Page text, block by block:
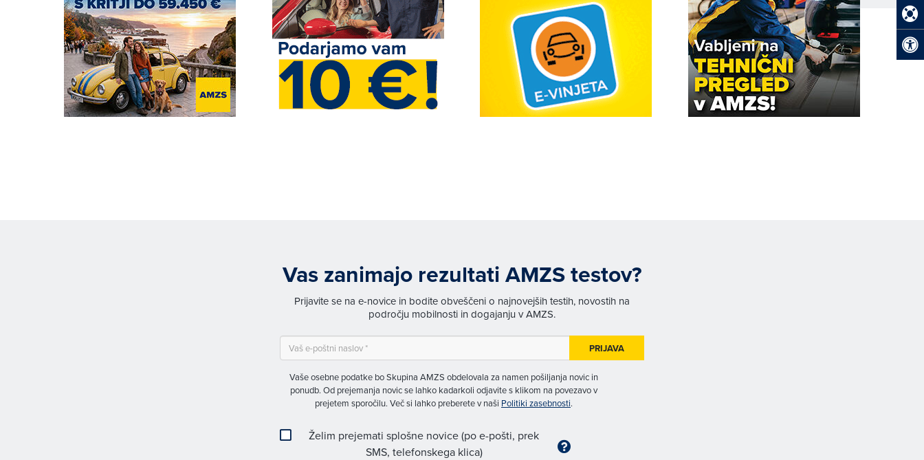
Vas zanimajo rezultati AMZS testov?
Prijavite se na e-novice in bodite obveščeni o najnovejših testih, novostih na
področju mobilnosti in dogajanju v AMZS.
Vaše osebne podatke bo Skupina AMZS obdelovala za namen pošiljanja novic in
ponudb. Od prejemanja novic se lahko kadarkoli odjavite s klikom na povezavo v
prejetem sporočilu. Več si lahko preberete v naši Politiki zasebnosti.
Želim prejemati splošne novice (po e-pošti, prek
SMS, telefonskega klica)
PRIJAVA